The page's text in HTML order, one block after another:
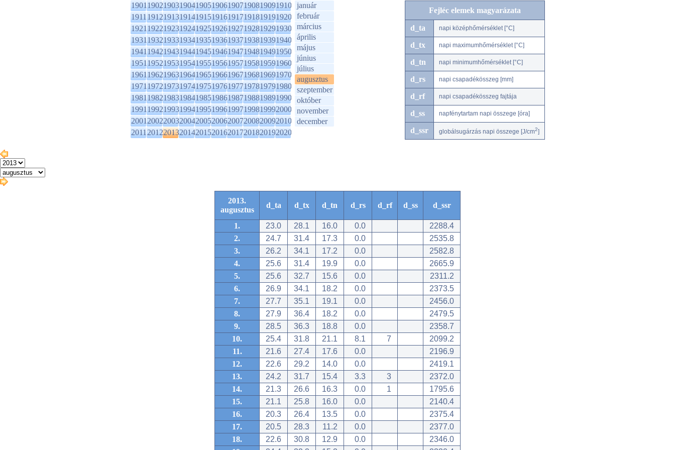
1901190219031904190519061907190819091910
1911191219131914191519161917191819191920
1921192219231924192519261927192819291930
1931193219331934193519361937193819391940
1941194219431944194519461947194819491950
1951195219531954195519561957195819591960
1961196219631964196519661967196819691970
1971197219731974197519761977197819791980
1981198219831984198519861987198819891990
1991199219931994199519961997199819992000
2001200220032004200520062007200820092010
2011201220132014201520162017201820192020
január
február
március
április
május
június
július
augusztus
szeptember
október
november
december
Fejléc elemek magyarázata
d_ta napi középhőmérséklet [°C]
d_tx napi maximumhőmérséklet [°C]
d_tn napi minimumhőmérséklet [°C]
d_rs napi csapadékösszeg [mm]
d_rf napi csapadékösszeg fajtája
d_ss napfénytartam napi összege [óra]
d_ssr globálsugárzás napi összege [J/cm2]
2013.
augusztus
d_ta d_tx d_tn d_rs d_rf d_ss d_ssr
1. 23.0 28.1 16.0 0.0
2288.4
2.
24.7 31.4 17.3 0.0
2535.8
3.
26.2 34.1 17.2 0.0
2582.8
4.
25.6 31.4 19.9 0.0
2665.9
5.
25.6 32.7 15.6 0.0
2311.2
6.
26.9 34.1 18.2 0.0
2373.5
7.
27.7 35.1 19.1 0.0
2456.0
8.
27.9 36.4 18.2 0.0
2479.5
9.
28.5 36.3 18.8 0.0
2358.7
10.
25.4 31.8 21.1 8.1 7
2099.2
11.
21.6 27.4 17.6 0.0
2196.9
12.
22.6 29.2 14.0 0.0
2419.1
13.
24.2 31.7 15.4 3.3 3
2372.0
14.
21.3 26.6 16.3 0.0 1
1795.6
15.
21.1 25.8 16.0 0.0
2140.4
16.
20.3 26.4 13.5 0.0
2375.4
17.
20.5 28.3 11.2 0.0
2377.0
18.
22.6 30.8 12.9 0.0
2346.0